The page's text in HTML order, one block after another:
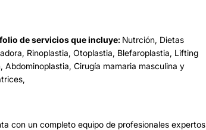
de servicios que incluye: Nutrción, Dietas
Rinoplastia, Otoplastia, Blefaroplastia, Lifting
Cirugía mamaria masculina y
con un completo equipo de profesionales expertos